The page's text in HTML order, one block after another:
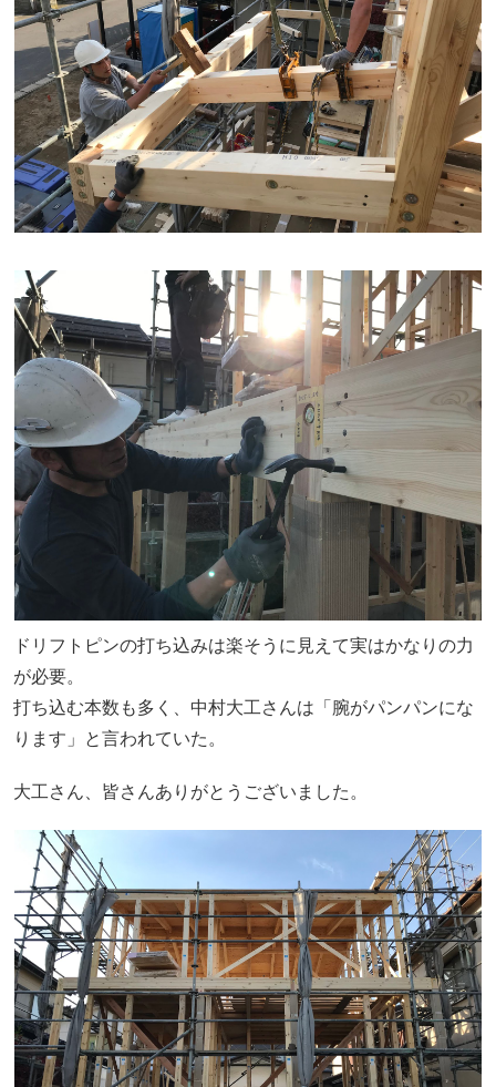
ドリフトピンの打ち込みは楽そうに見えて実はかなりの力
が必要。
打ち込む本数も多く、中村大工さんは「腕がパンパンにな
ります」と言われていた。
大工さん、皆さんありがとうございました。